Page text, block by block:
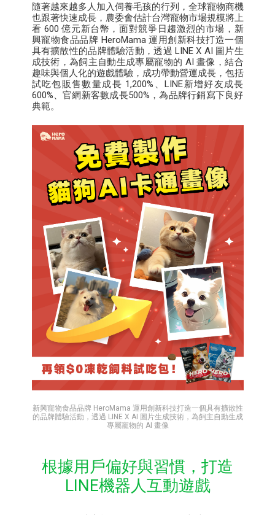
隨著越來越多人加入伺養毛孩的行列，全球寵物商機
也跟著快速成長，農委會估計台灣寵物市場規模將上
看 600 億元新台幣，面對競爭日趨激烈的市場，新
興寵物食品品牌 HeroMama 運用創新科技打造一個
具有擴散性的品牌體驗活動，透過 LINE X AI 圖片生
成技術，為飼主自動生成專屬寵物的 AI 畫像，結合
趣味與個人化的遊戲體驗，成功帶動營運成長，包括
試吃包販售數量成長 1,200%、LINE新增好友成長
600%、官網新客數成長500%，為品牌行銷寫下良好
典範。
新興寵物食品品牌 HeroMama 運用創新科技打造一個具有擴散性
的品牌體驗活動，透過 LINE X AI 圖片生成技術，為飼主自動生成
專屬寵物的 AI 畫像
根據用戶偏好與習慣，打造
LINE機器人互動遊戲